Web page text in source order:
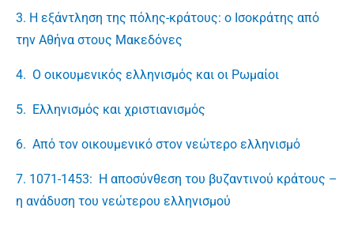
3. Η εξάντληση της πόλης-κράτους: ο Ισοκράτης από
την Αθήνα στους Μακεδόνες
4. Ο οικουμενικός ελληνισμός και οι Ρωμαίοι
5. Ελληνισμός και χριστιανισμός
6. Από τον οικουμενικό στον νεώτερο ελληνισμό
7. 1071-1453: Η αποσύνθεση του βυζαντινού κράτους –
η ανάδυση του νεώτερου ελληνισμού